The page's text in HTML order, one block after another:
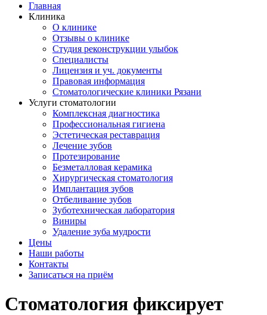
Главная
Клиника
О клинике
Отзывы о клинике
Студия реконструкции улыбок
Специалисты
Лицензия и уч. документы
Правовая информация
Стоматологические клиники Рязани
Услуги стоматологии
Комплексная диагностика
Профессиональная гигиена
Эстетическая реставрация
Лечение зубов
Протезирование
Безметалловая керамика
Хирургическая стоматология
Имплантация зубов
Отбеливание зубов
Зуботехническая лаборатория
Виниры
Удаление зуба мудрости
Цены
Наши работы
Контакты
Записаться на приём
Стоматология фиксирует